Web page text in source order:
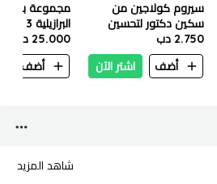
سيروم كولاجين من
سكين دكتور لتحسين
كثافة الشعر ونموه -
100 مل
2.750 دب
أضف
اشتر الآن
مجموعة
1000 مل
25.000 دب
أضف
شاهد المزيد